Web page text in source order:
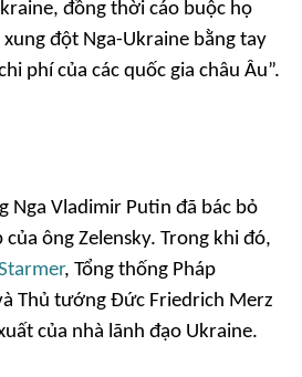
đồng thời cáo buộc họ
đột Nga-Ukraine bằng tay
phí của các quốc gia châu Âu”.
Nga Vladimir Putin đã bác bỏ
ông Zelensky. Trong khi đó,
, Tổng thống Pháp
Thủ tướng Đức Friedrich Merz
của nhà lãnh đạo Ukraine.